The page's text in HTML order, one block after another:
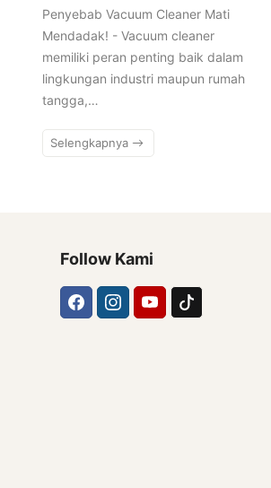
Penyebab Vacuum Cleaner Mati
Mendadak! - Vacuum cleaner
memiliki peran penting baik dalam
lingkungan industri maupun rumah
tangga,…
Selengkapnya
Follow Kami